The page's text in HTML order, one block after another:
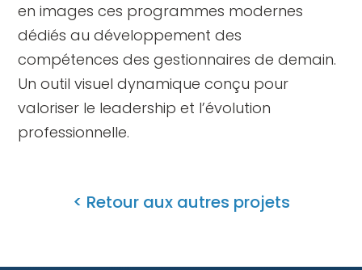
en images ces programmes modernes
dédiés au développement des
compétences des gestionnaires de demain.
Un outil visuel dynamique conçu pour
valoriser le leadership et l’évolution
professionnelle.
< Retour aux autres projets